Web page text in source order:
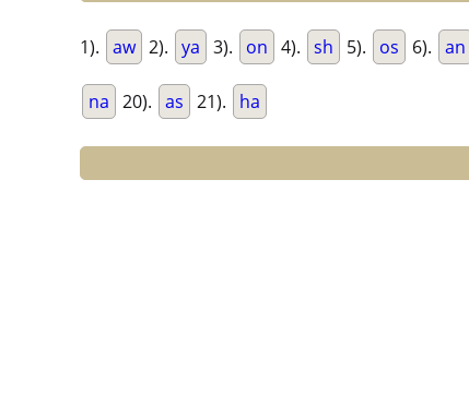
1). aw 2). ya 3). on 4). sh 5). os 6). an
na 20). as 21). ha